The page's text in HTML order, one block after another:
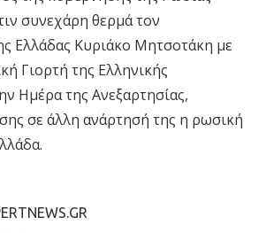
συνεχάρη θερμά τον
Ελλάδας Κυριάκο Μητσοτάκη με
Γιορτή της Ελληνικής
Ημέρα της Ανεξαρτησίας,
σε άλλη ανάρτησή της η ρωσική